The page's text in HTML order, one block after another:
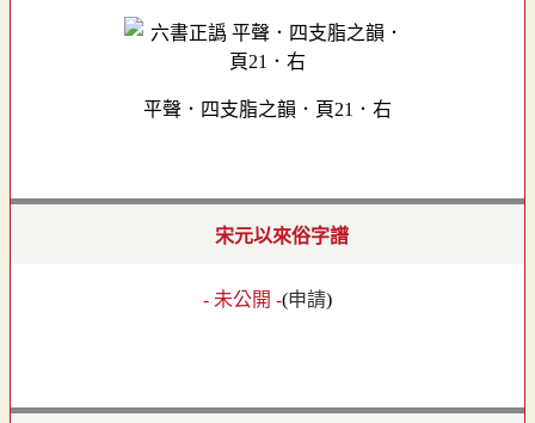
平聲．四支脂之韻．頁21．右
宋元以來俗字譜
- 未公開 -(申請)